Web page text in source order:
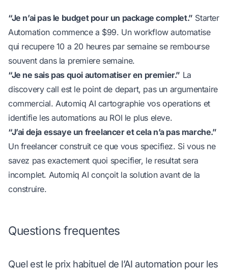
“Je n’ai pas le budget pour un package complet.” Starter
Automation commence a $99. Un workflow automatise
qui recupere 10 a 20 heures par semaine se rembourse
souvent dans la premiere semaine.
“Je ne sais pas quoi automatiser en premier.” La
discovery call est le point de depart, pas un argumentaire
commercial. Automiq AI cartographie vos operations et
identifie les automations au ROI le plus eleve.
“J’ai deja essaye un freelancer et cela n’a pas marche.”
Un freelancer construit ce que vous specifiez. Si vous ne
savez pas exactement quoi specifier, le resultat sera
incomplet. Automiq AI conçoit la solution avant de la
construire.
Questions frequentes
Quel est le prix habituel de l’AI automation pour les